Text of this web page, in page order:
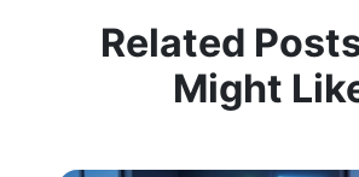
Related
Might